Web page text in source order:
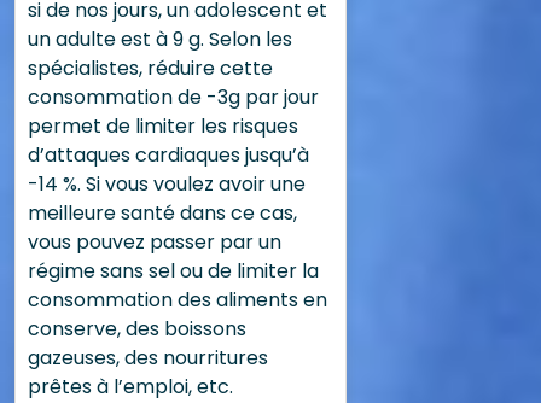
si de nos jours, un adolescent et
un adulte est à 9 g. Selon les
spécialistes, réduire cette
consommation de -3g par jour
permet de limiter les risques
d’attaques cardiaques jusqu’à
-14 %. Si vous voulez avoir une
meilleure santé dans ce cas,
vous pouvez passer par un
régime sans sel ou de limiter la
consommation des aliments en
conserve, des boissons
gazeuses, des nourritures
prêtes à l’emploi, etc.